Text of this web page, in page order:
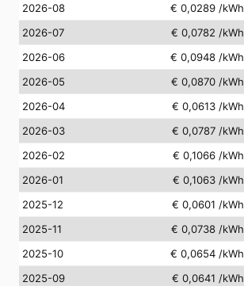
2026-08 € 0,0289 /kWh
2026-07
€ 0,0782 /kWh
2026-06
€ 0,0948 /kWh
2026-05
€ 0,0870 /kWh
2026-04
€ 0,0613 /kWh
2026-03
€ 0,0787 /kWh
2026-02
€ 0,1066 /kWh
2026-01
€ 0,1063 /kWh
2025-12
€ 0,0601 /kWh
2025-11
€ 0,0738 /kWh
2025-10
€ 0,0654 /kWh
2025-09
€ 0,0641 /kWh